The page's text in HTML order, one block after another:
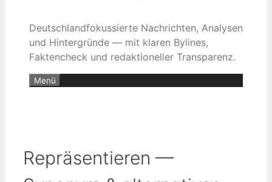
Deutschlandfokussierte Nachrichten, Analysen
und Hintergründe — mit klaren Bylines,
Faktencheck und redaktioneller Transparenz.
Menü
Repräsentieren —